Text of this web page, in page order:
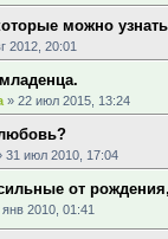
можно
2012, 20:01
» 22 июл 2015, 13:24
31 июл 2010, 17:04
от
2010, 01:41